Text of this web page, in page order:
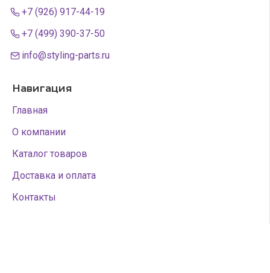
+7 (926) 917-44-19
+7 (499) 390-37-50
info@styling-parts.ru
Навигация
Главная
О компании
Каталог товаров
Доставка и оплата
Контакты